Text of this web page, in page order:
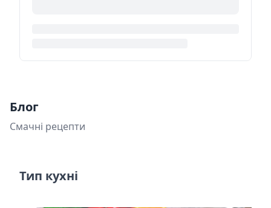
Блог
Смачні рецепти
Тип кухні